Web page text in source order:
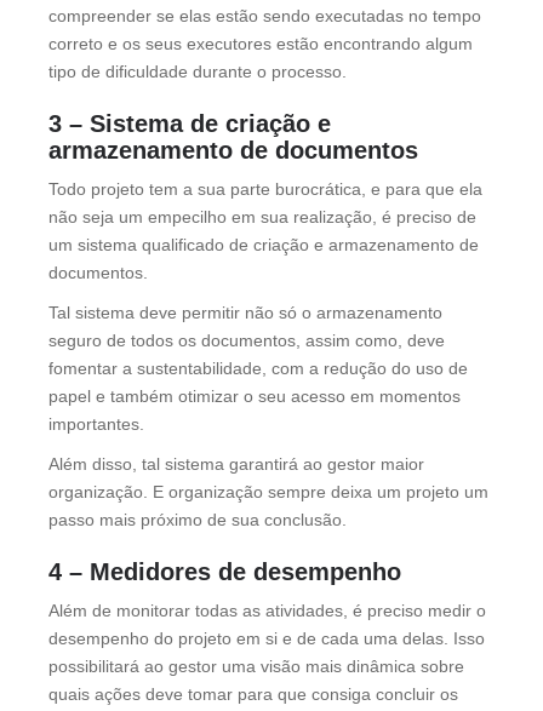
compreender se elas estão sendo executadas no tempo
correto e os seus executores estão encontrando algum
tipo de dificuldade durante o processo.
3 – Sistema de criação e
armazenamento de documentos
Todo projeto tem a sua parte burocrática, e para que ela
não seja um empecilho em sua realização, é preciso de
um sistema qualificado de criação e armazenamento de
documentos.
Tal sistema deve permitir não só o armazenamento
seguro de todos os documentos, assim como, deve
fomentar a sustentabilidade, com a redução do uso de
papel e também otimizar o seu acesso em momentos
importantes.
Além disso, tal sistema garantirá ao gestor maior
organização. E organização sempre deixa um projeto um
passo mais próximo de sua conclusão.
4 – Medidores de desempenho
Além de monitorar todas as atividades, é preciso medir o
desempenho do projeto em si e de cada uma delas. Isso
possibilitará ao gestor uma visão mais dinâmica sobre
quais ações deve tomar para que consiga concluir os